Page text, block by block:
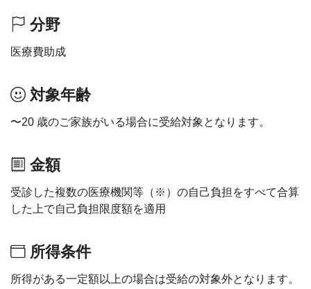
分野
医療費助成
対象年齢
〜20 歳のご家族がいる場合に受給対象となります。
金額
受診した複数の医療機関等（※）の自己負担をすべて合算
した上で自己負担限度額を適用
所得条件
所得がある一定額以上の場合は受給の対象外となります。